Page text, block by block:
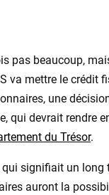
pas beaucoup,
va mettre le crédit
une
qui devrait rendre
du Trésor.
signifiait un long
auront la